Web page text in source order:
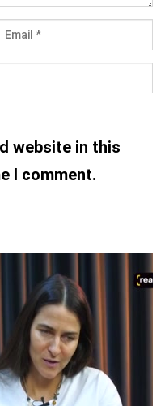
website in this
I comment.